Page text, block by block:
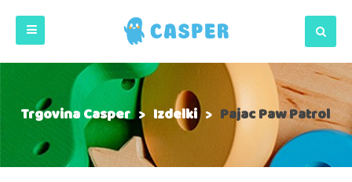
Trgovina Casper> Izdelki > Pajac Paw Patrol